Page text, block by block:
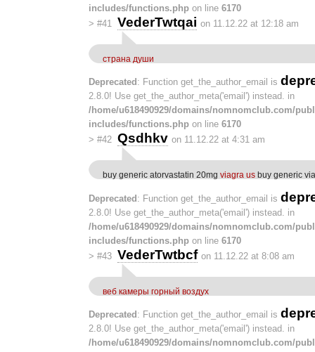
includes/functions.php on line 6170
> #41 VederTwtqai on 11.12.22 at 12:18 am
страна души
Deprecated : Function get_the_author_email is
2.8.0! Use get_the_author_meta('email') instead. in
/home/u618490929/domains/nomnomclub.com/
includes/functions.php on line 6170
> #42 Qsdhkv on 11.12.22 at 4:31 am
buy generic atorvastatin 20mg viagra us buy generic
Deprecated: Function get_the_author_email is
2.8.0! Use get_the_author_meta('email') instead. in
/home/u618490929/domains/nomnomclub.com/
includes/functions.php on line 6170
> #43 VederTwtbcf on 11.12.22 at 8:08 am
веб камеры горный воздух
Deprecated : Function get_the_author_email is
2.8.0! Use get_the_author_meta('email') instead. in
/home/u618490929/domains/nomnomclub.com/